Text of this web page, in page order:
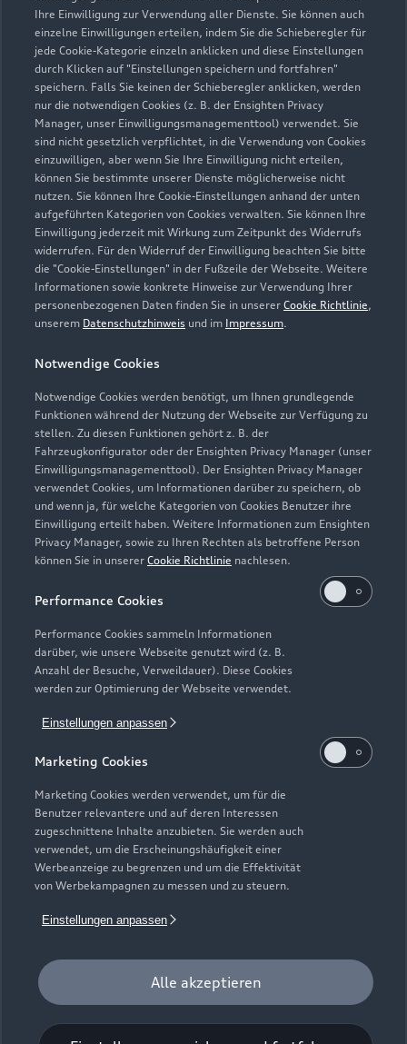
Ihre Einwilligung zur Verwendung aller Dienste. Sie können auch
einzelne Einwilligungen erteilen, indem Sie die Schieberegler für
jede Cookie-Kategorie einzeln anklicken und diese Einstellungen
durch Klicken auf "Einstellungen speichern und fortfahren"
speichern. Falls Sie keinen der Schieberegler anklicken, werden
nur die notwendigen Cookies (z. B. der Ensighten Privacy
Manager, unser Einwilligungsmanagementtool) verwendet. Sie
sind nicht gesetzlich verpflichtet, in die Verwendung von Cookies
einzuwilligen, aber wenn Sie Ihre Einwilligung nicht erteilen,
können Sie bestimmte unserer Dienste möglicherweise nicht
nutzen. Sie können Ihre Cookie-Einstellungen anhand der unten
aufgeführten Kategorien von Cookies verwalten. Sie können Ihre
Einwilligung jederzeit mit Wirkung zum Zeitpunkt des Widerrufs
widerrufen. Für den Widerruf der Einwilligung beachten Sie bitte
die "Cookie-Einstellungen" in der Fußzeile der Webseite. Weitere
Informationen sowie konkrete Hinweise zur Verwendung Ihrer
personenbezogenen Daten finden Sie in unserer Cookie Richtlinie,
unserem Datenschutzhinweis und im Impressum.
Notwendige Cookies
Notwendige Cookies werden benötigt, um Ihnen grundlegende
Funktionen während der Nutzung der Webseite zur Verfügung zu
stellen. Zu diesen Funktionen gehört z. B. der
Fahrzeugkonfigurator oder der Ensighten Privacy Manager (unser
Einwilligungsmanagementtool). Der Ensighten Privacy Manager
verwendet Cookies, um Informationen darüber zu speichern, ob
und wenn ja, für welche Kategorien von Cookies Benutzer ihre
Einwilligung erteilt haben. Weitere Informationen zum Ensighten
Privacy Manager, sowie zu Ihren Rechten als betroffene Person
können Sie in unserer Cookie Richtlinie nachlesen.
Performance Cookies
Performance Cookies sammeln Informationen
darüber, wie unsere Webseite genutzt wird (z. B.
Anzahl der Besuche, Verweildauer). Diese Cookies
werden zur Optimierung der Webseite verwendet.
Einstellungen anpassen
Marketing Cookies
Marketing Cookies werden verwendet, um für die
Benutzer relevantere und auf deren Interessen
zugeschnittene Inhalte anzubieten. Sie werden auch
verwendet, um die Erscheinungshäufigkeit einer
Werbeanzeige zu begrenzen und um die Effektivität
von Werbekampagnen zu messen und zu steuern.
Einstellungen anpassen
Alle akzeptieren
Auf der Lake 5
57392 Schmallenberg
02972 97720
info@gierse-schoellmann.de
Kontaktdaten herunterladen
Öffnungszeiten
Service
Geschlossen, öffnet amMontag 07:30
Teile- & Zubehörverkauf
Geschlossen,öffnet amMontag 07:30
Zur Reparatur